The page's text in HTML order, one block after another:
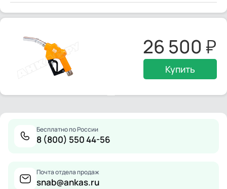
26 500
Купить
Бесплатно по России
8 (800) 550 44-56
Почта отдела продаж
snab@ankas.ru